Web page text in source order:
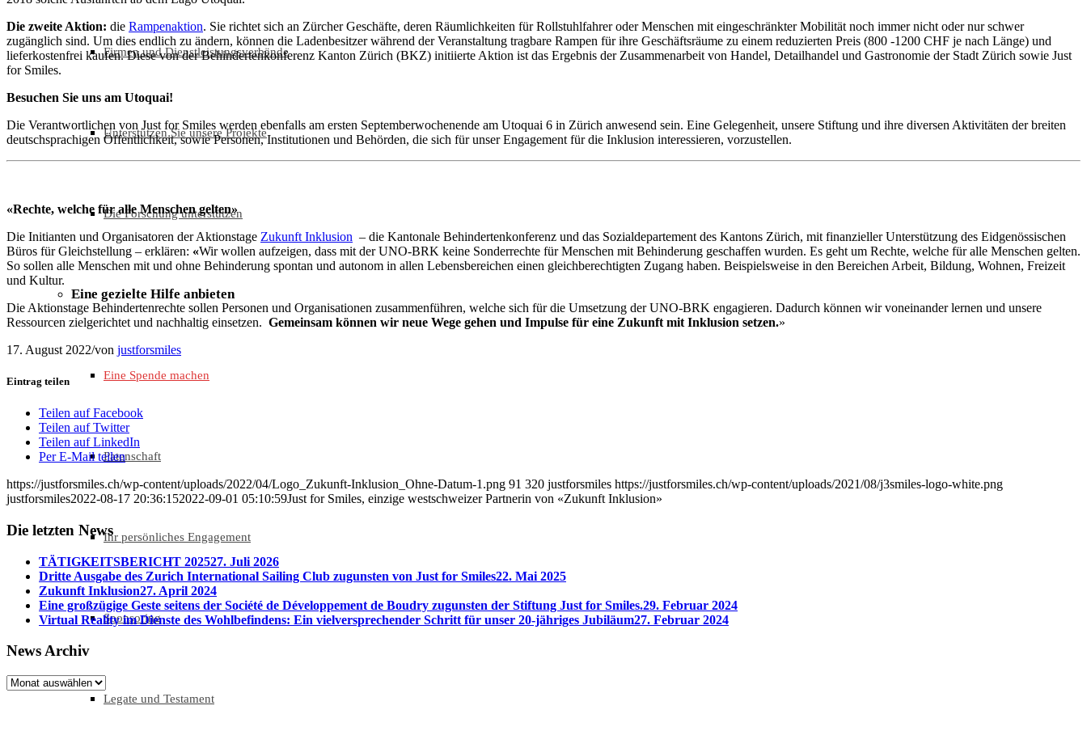
Firmen und Dienstleistungsverbände
Unterstützen Sie unsere Projekte
Die Forschung unterstützen
Eine gezielte Hilfe anbieten
Eine Spende machen
Patenschaft
Ihr persönliches Engagement
Sponsoring
Legate und Testament
Die zweite Aktion: die Rampenaktion. Sie richtet sich an Zürcher Geschäfte, deren Räumlichkeiten für Rollstuhlfahrer oder Menschen mit eingeschränkter Mobilität noch immer nicht oder nur schwer
zugänglich sind. Um dies endlich zu ändern, können die Ladenbesitzer während der Veranstaltung tragbare Rampen für ihre Geschäftsräume zu einem reduzierten Preis (800 -1200 CHF je nach Länge) und
lieferkostenfrei kaufen. Diese von der Behindertenkonferenz Kanton Zürich (BKZ) initiierte Aktion ist das Ergebnis der Zusammenarbeit von Handel, Detailhandel und Gastronomie der Stadt Zürich sowie Just
for Smiles.
Besuchen Sie uns am Utoquai!
Die Verantwortlichen von Just for Smiles werden ebenfalls am ersten Septemberwochenende am Utoquai 6 in Zürich anwesend sein. Eine Gelegenheit, unsere Stiftung und ihre diversen Aktivitäten der breiten
deutschsprachigen Öffentlichkeit, sowie Personen, Institutionen und Behörden, die sich für unser Engagement für die Inklusion interessieren, vorzustellen.
«Rechte, welche für alle Menschen gelten»
Die Initianten und Organisatoren der Aktionstage Zukunft Inklusion – die Kantonale Behindertenkonferenz und das Sozialdepartement des Kantons Zürich, mit finanzieller Unterstützung des Eidgenössischen
Büros für Gleichstellung – erklären: «Wir wollen aufzeigen, dass mit der UNO-BRK keine Sonderrechte für Menschen mit Behinderung geschaffen wurden. Es geht um Rechte, welche für alle Menschen gelten.
So sollen alle Menschen mit und ohne Behinderung spontan und autonom in allen Lebensbereichen einen gleichberechtigten Zugang haben. Beispielsweise in den Bereichen Arbeit, Bildung, Wohnen, Freizeit
und Kultur.
Die Aktionstage Behindertenrechte sollen Personen und Organisationen zusammenführen, welche sich für die Umsetzung der UNO-BRK engagieren. Dadurch können wir voneinander lernen und unsere
Ressourcen zielgerichtet und nachhaltig einsetzen. Gemeinsam können wir neue Wege gehen und Impulse für eine Zukunft mit Inklusion setzen.»
17. August 2022/von justforsmiles
Eintrag teilen
Teilen auf Facebook
Teilen auf Twitter
Teilen auf LinkedIn
Per E-Mail teilen
https://justforsmiles.ch/wp-content/uploads/2022/04/Logo_Zukunft-Inklusion_Ohne-Datum-1.png 91 320 justforsmiles https://justforsmiles.ch/wp-content/uploads/2021/08/j3smiles-logo-white.png
justforsmiles2022-08-17 20:36:152022-09-01 05:10:59Just for Smiles, einzige westschweizer Partnerin von «Zukunft Inklusion»
Die letzten News
TÄTIGKEITSBERICHT 202527. Juli 2026
Dritte Ausgabe des Zurich International Sailing Club zugunsten von Just for Smiles22. Mai 2025
Zukunft Inklusion27. April 2024
Eine großzügige Geste seitens der Société de Développement de Boudry zugunsten der Stiftung Just for Smiles.29. Februar 2024
Virtual Reality im Dienste des Wohlbefindens: Ein vielversprechender Schritt für unser 20-jähriges Jubiläum27. Februar 2024
News Archiv
News